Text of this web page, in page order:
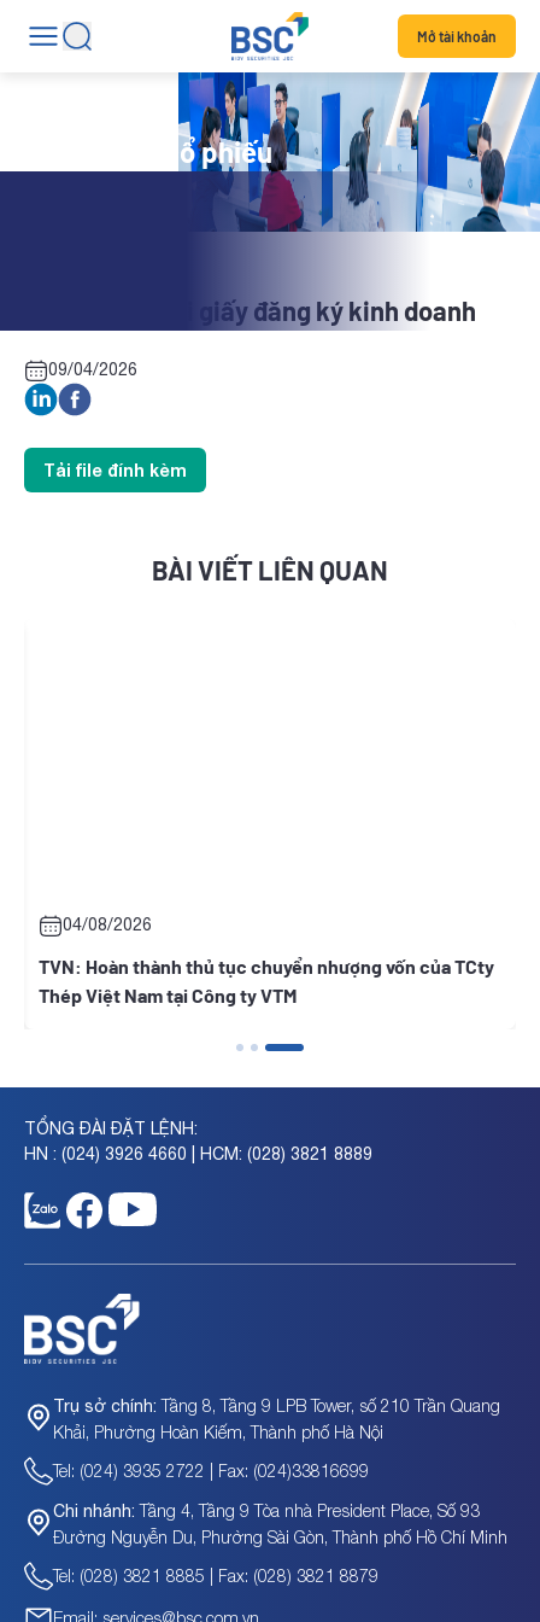
Mở tài khoản
Tin tức mã cổ phiếu
ONW: Thay đổi giấy đăng ký kinh doanh
09/04/2026
Tải file đính kèm
BÀI VIẾT LIÊN QUAN
BWE: Thông
thành thủ tục chuyển nhượng vốn của TCty
tại Công ty VTM
TỔNG ĐÀI ĐẶT LỆNH:
HN : (024) 3926 4660 | HCM: (028) 3821 8889
Trụ sở chính: Tầng 8, Tầng 9 LPB Tower, số 210 Trần Quang
Khải, Phường Hoàn Kiếm, Thành phố Hà Nội
Tel: (024) 3935 2722 | Fax: (024)33816699
Chi nhánh: Tầng 4, Tầng 9 Tòa nhà President Place, Số 93
Đường Nguyễn Du, Phường Sài Gòn, Thành phố Hồ Chí Minh
Tel: (028) 3821 8885 | Fax: (028) 3821 8879
Email: services@bsc.com.vn